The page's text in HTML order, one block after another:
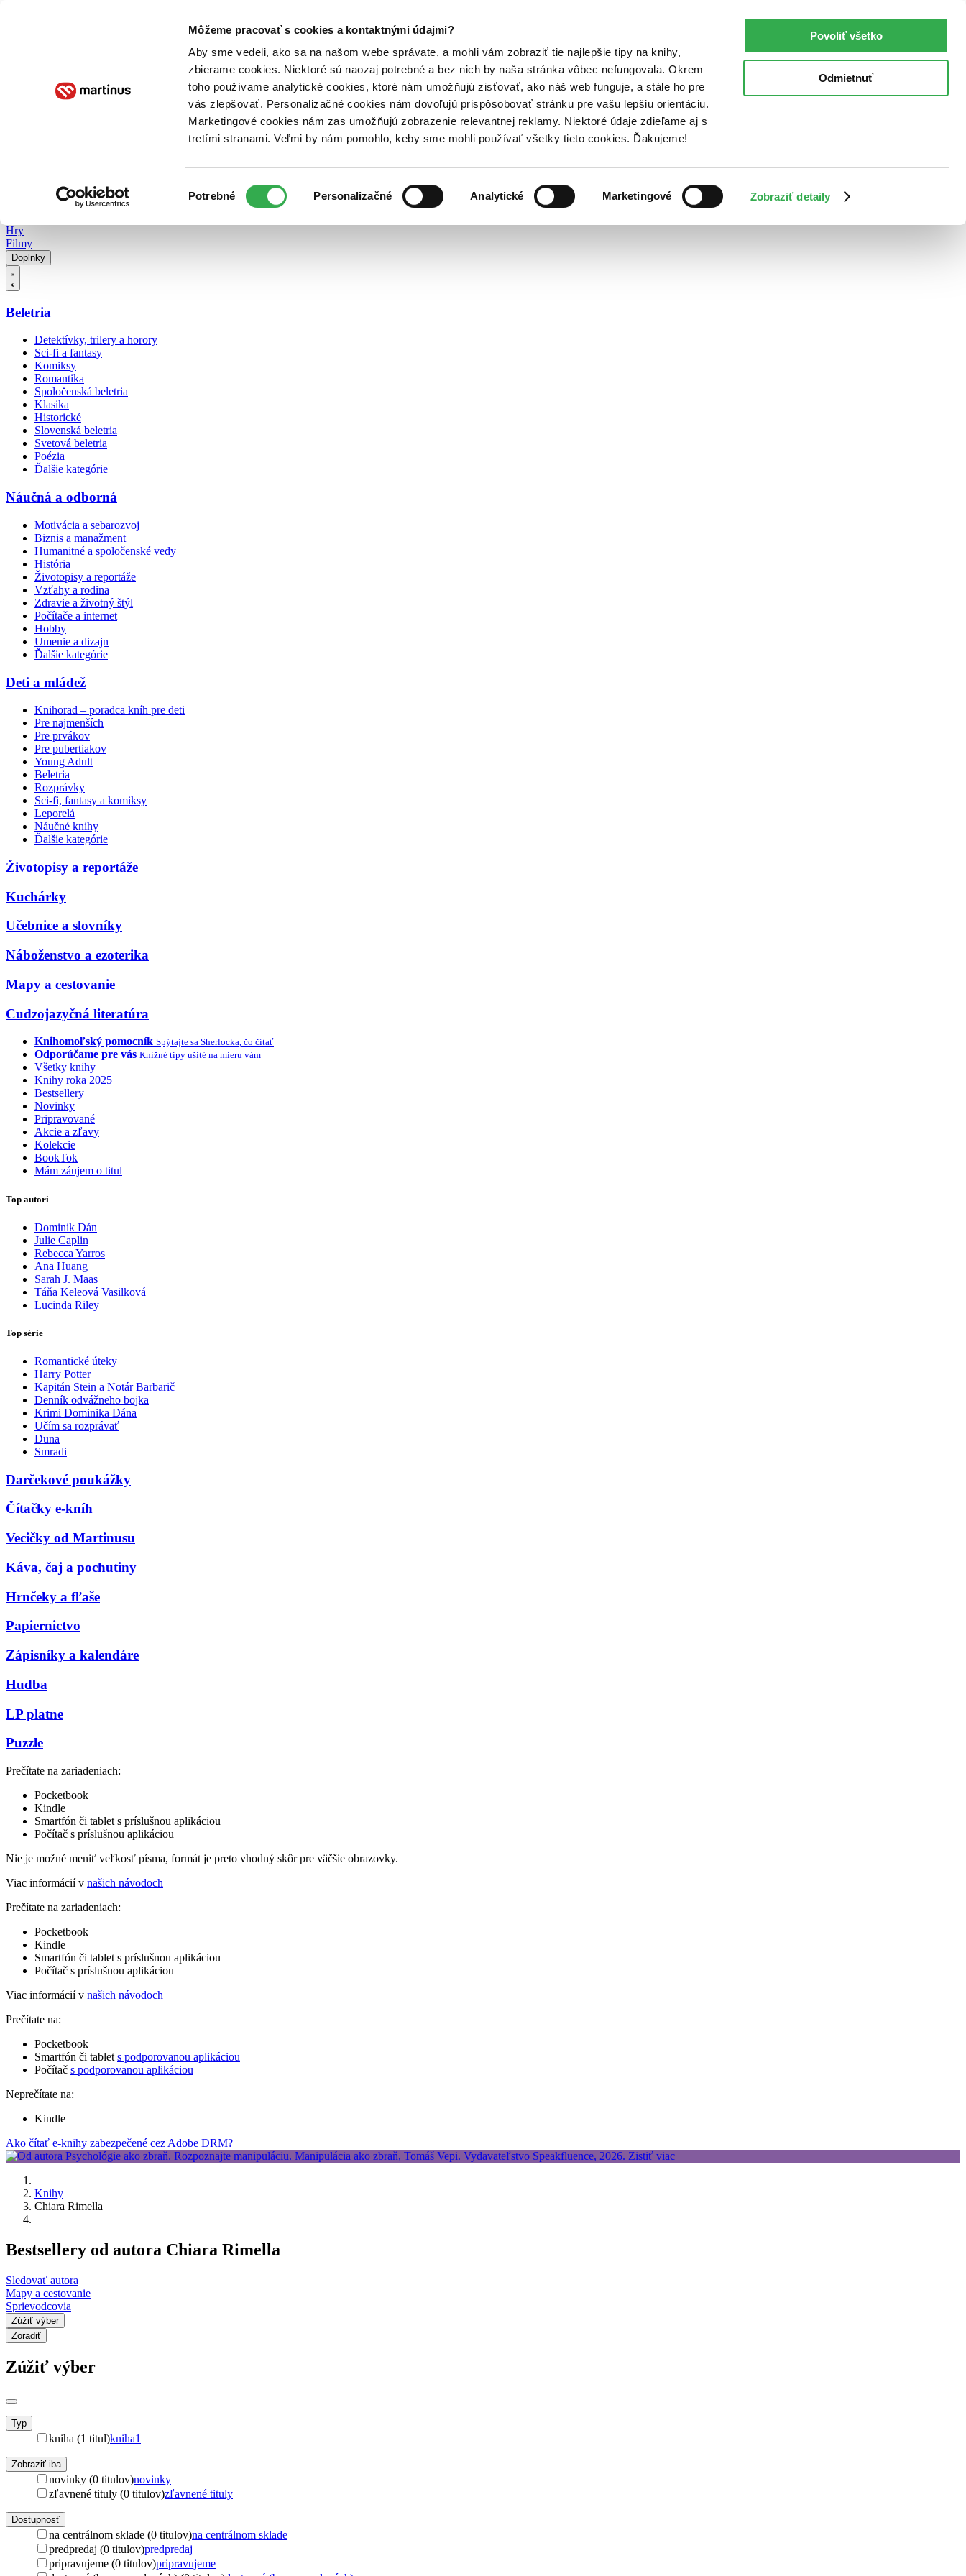
Môžeme pracovať s cookies a kontaktnými údajmi?
Aby sme vedeli, ako sa na našom webe správate, a mohli vám zobraziť tie najlepšie tipy na knihy,
zbierame cookies. Niektoré sú naozaj potrebné a bez nich by naša stránka vôbec nefungovala. Okrem
toho používame analytické cookies, ktoré nám umožňujú zisťovať, ako náš web funguje, a stále ho pre
vás zlepšovať. Personalizačné cookies nám dovoľujú prispôsobovať stránku pre vašu lepšiu orientáciu.
Marketingové cookies nám zas umožňujú zobrazenie relevantnej reklamy. Niektoré údaje zdieľame aj s
tretími stranami. Veľmi by nám pomohlo, keby sme mohli používať všetky tieto cookies. Ďakujeme!
súhlasu
Potrebné Personalizačné Analytické Marketingové Zobraziť detaily
Povoliť všetko
Odmietnuť
Poukážky Kontakt
Hry
Filmy
Doplnky
Beletria
Detektívky, trilery a horory
Sci-fi a fantasy
Komiksy
Romantika
Spoločenská beletria
Klasika
Historické
Slovenská beletria
Svetová beletria
Poézia
Ďalšie kategórie
Náučná a odborná
Motivácia a sebarozvoj
Biznis a manažment
Humanitné a spoločenské vedy
História
Životopisy a reportáže
Vzťahy a rodina
Zdravie a životný štýl
Počítače a internet
Hobby
Umenie a dizajn
Ďalšie kategórie
Deti a mládež
Knihorad – poradca kníh pre deti
Pre najmenších
Pre prvákov
Pre pubertiakov
Young Adult
Beletria
Rozprávky
Sci-fi, fantasy a komiksy
Leporelá
Náučné knihy
Ďalšie kategórie
Životopisy a reportáže
Kuchárky
Učebnice a slovníky
Náboženstvo a ezoterika
Mapy a cestovanie
Cudzojazyčná literatúra
Knihomoľský pomocník Spýtajte sa Sherlocka, čo čítať
Odporúčame pre vás Knižné tipy ušité na mieru vám
Všetky knihy
Knihy roka 2025
Bestsellery
Novinky
Pripravované
Akcie a zľavy
Kolekcie
BookTok
Mám záujem o titul
Top autori
Dominik Dán
Julie Caplin
Rebecca Yarros
Ana Huang
Sarah J. Maas
Táňa Keleová Vasilková
Lucinda Riley
Top série
Romantické úteky
Harry Potter
Kapitán Stein a Notár Barbarič
Denník odvážneho bojka
Krimi Dominika Dána
Učím sa rozprávať
Duna
Smradi
Darčekové poukážky
Čítačky e-kníh
Vecičky od Martinusu
Káva, čaj a pochutiny
Hrnčeky a fľaše
Papiernictvo
Zápisníky a kalendáre
Hudba
LP platne
Puzzle
Prečítate na zariadeniach:
Pocketbook
Kindle
Smartfón či tablet s príslušnou aplikáciou
Počítač s príslušnou aplikáciou
Nie je možné meniť veľkosť písma, formát je preto vhodný skôr pre väčšie obrazovky.
Viac informácií v našich návodoch
Prečítate na zariadeniach:
Pocketbook
Kindle
Smartfón či tablet s príslušnou aplikáciou
Počítač s príslušnou aplikáciou
Viac informácií v našich návodoch
Prečítate na:
Pocketbook
Smartfón či tablet s podporovanou aplikáciou
Počítač s podporovanou aplikáciou
Neprečítate na:
Kindle
Ako čítať e-knihy zabezpečené cez Adobe DRM?
Knihy
Chiara Rimella
Bestsellery od autora Chiara Rimella
Sledovať autora
Mapy a cestovanie
Sprievodcovia
Zúžiť výber
Zoradiť
Zúžiť výber
Typ
kniha (1 titul)kniha1
Zobraziť iba
novinky (0 titulov)novinky
zľavnené tituly (0 titulov)zľavnené tituly
Dostupnosť
na centrálnom sklade (0 titulov)na centrálnom sklade
predpredaj (0 titulov)predpredaj
pripravujeme (0 titulov)pripravujeme